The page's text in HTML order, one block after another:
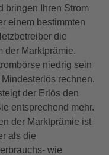
bringen Ihren Strom
einem bestimmten
die
der Marktprämie.
niedrig sein
rechnen.
der Erlös den
entsprechend mehr.
der Marktprämie ist
als die
wie